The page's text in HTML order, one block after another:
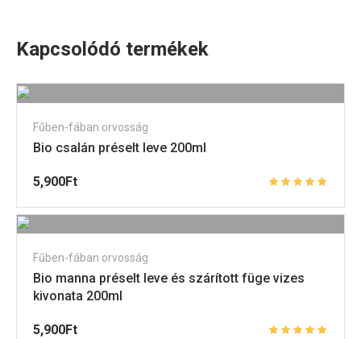
Kapcsolódó termékek
Fűben-fában orvosság
Bio csalán préselt leve 200ml
5,900Ft
Fűben-fában orvosság
Bio manna préselt leve és szárított füge vizes
kivonata 200ml
5,900Ft